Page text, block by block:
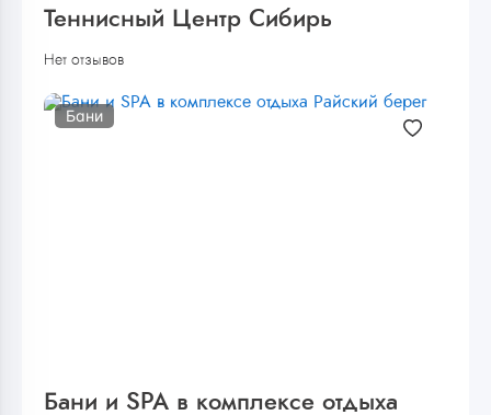
Теннисный Центр Сибирь
Нет отзывов
Бани
Бани и SPA в комплексе отдыха